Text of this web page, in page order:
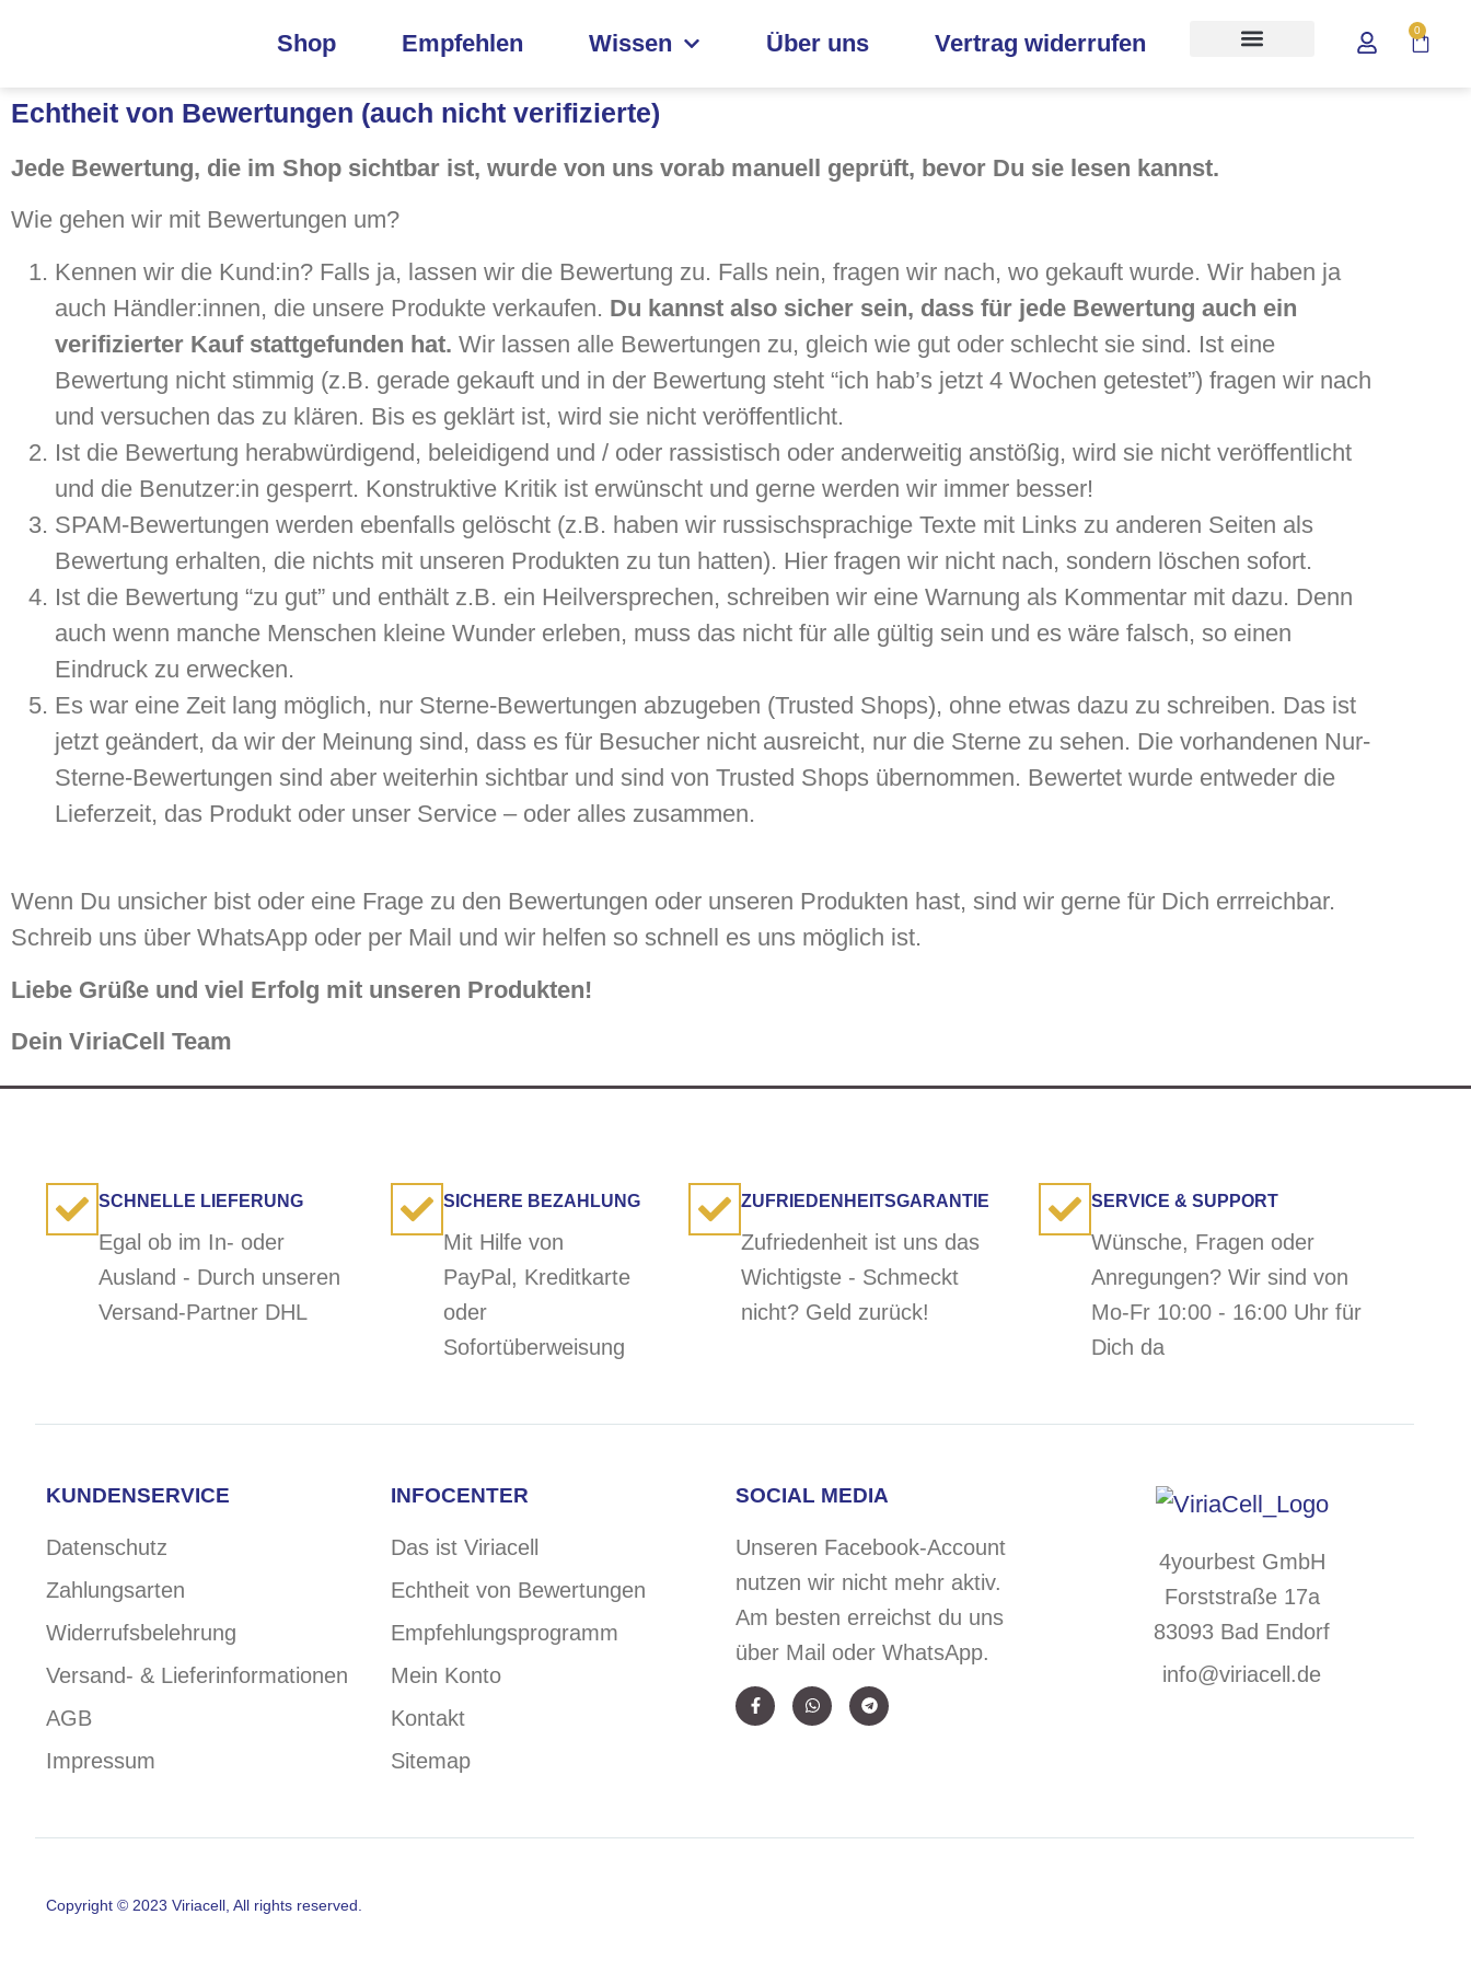
Shop Empfehlen Wissen Über uns Vertrag widerrufen 0
Echtheit von Bewertungen (auch nicht verifizierte)
Jede Bewertung, die im Shop sichtbar ist, wurde von uns vorab manuell geprüft, bevor Du sie lesen kannst.
Wie gehen wir mit Bewertungen um?
Kennen wir die Kund:in? Falls ja, lassen wir die Bewertung zu. Falls nein, fragen wir nach, wo gekauft wurde. Wir haben ja
auch Händler:innen, die unsere Produkte verkaufen. Du kannst also sicher sein, dass für jede Bewertung auch ein
verifizierter Kauf stattgefunden hat. Wir lassen alle Bewertungen zu, gleich wie gut oder schlecht sie sind. Ist eine
Bewertung nicht stimmig (z.B. gerade gekauft und in der Bewertung steht “ich hab’s jetzt 4 Wochen getestet”) fragen wir nach
und versuchen das zu klären. Bis es geklärt ist, wird sie nicht veröffentlicht.
Ist die Bewertung herabwürdigend, beleidigend und / oder rassistisch oder anderweitig anstößig, wird sie nicht veröffentlicht
und die Benutzer:in gesperrt. Konstruktive Kritik ist erwünscht und gerne werden wir immer besser!
SPAM-Bewertungen werden ebenfalls gelöscht (z.B. haben wir russischsprachige Texte mit Links zu anderen Seiten als
Bewertung erhalten, die nichts mit unseren Produkten zu tun hatten). Hier fragen wir nicht nach, sondern löschen sofort.
Ist die Bewertung “zu gut” und enthält z.B. ein Heilversprechen, schreiben wir eine Warnung als Kommentar mit dazu. Denn
auch wenn manche Menschen kleine Wunder erleben, muss das nicht für alle gültig sein und es wäre falsch, so einen
Eindruck zu erwecken.
Es war eine Zeit lang möglich, nur Sterne-Bewertungen abzugeben (Trusted Shops), ohne etwas dazu zu schreiben. Das ist
jetzt geändert, da wir der Meinung sind, dass es für Besucher nicht ausreicht, nur die Sterne zu sehen. Die vorhandenen Nur-
Sterne-Bewertungen sind aber weiterhin sichtbar und sind von Trusted Shops übernommen. Bewertet wurde entweder die
Lieferzeit, das Produkt oder unser Service – oder alles zusammen.
Wenn Du unsicher bist oder eine Frage zu den Bewertungen oder unseren Produkten hast, sind wir gerne für Dich errreichbar.
Schreib uns über WhatsApp oder per Mail und wir helfen so schnell es uns möglich ist.
Liebe Grüße und viel Erfolg mit unseren Produkten!
Dein ViriaCell Team
SCHNELLE LIEFERUNG
Egal ob im In- oder
Ausland - Durch unseren
Versand-Partner DHL
SICHERE BEZAHLUNG
Mit Hilfe von
PayPal, Kreditkarte
oder
Sofortüberweisung
ZUFRIEDENHEITSGARANTIE
Zufriedenheit ist uns das
Wichtigste - Schmeckt
nicht? Geld zurück!
SERVICE & SUPPORT
Wünsche, Fragen oder
Anregungen? Wir sind von
Mo-Fr 10:00 - 16:00 Uhr für
Dich da
KUNDENSERVICE
Datenschutz
Zahlungsarten
Widerrufsbelehrung
Versand- & Lieferinformationen
AGB
Impressum
INFOCENTER
Das ist Viriacell
Echtheit von Bewertungen
Empfehlungsprogramm
Mein Konto
Kontakt
Sitemap
SOCIAL MEDIA
Unseren Facebook-Account
nutzen wir nicht mehr aktiv.
Am besten erreichst du uns
über Mail oder WhatsApp.
4yourbest GmbH
Forststraße 17a
83093 Bad Endorf
info@viriacell.de
Copyright © 2023 Viriacell, All rights reserved.